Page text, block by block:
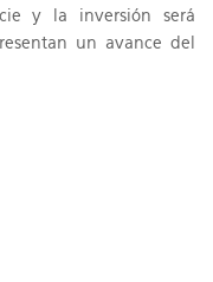
y la inversión será
un avance del